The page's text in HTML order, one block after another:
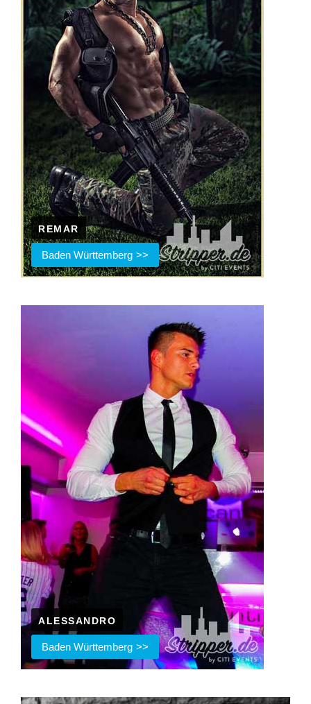
REMAR
Baden Württemberg
ALESSANDRO
Baden Württemberg